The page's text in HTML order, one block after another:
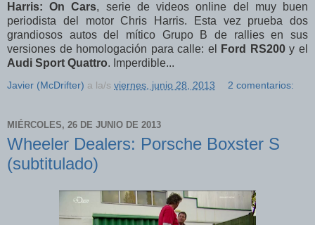
Harris: On Cars, serie de videos online del muy buen
periodista del motor Chris Harris. Esta vez prueba dos
grandiosos autos del mítico Grupo B de rallies en sus
versiones de homologación para calle: el
Ford RS200y el
Audi Sport Quattro. Imperdible...
Javier (McDrifter) a la/s viernes, junio 28, 2013 2 comentarios:
MIÉRCOLES, 26 DE JUNIO DE 2013
Wheeler Dealers: Porsche Boxster S
(subtitulado)